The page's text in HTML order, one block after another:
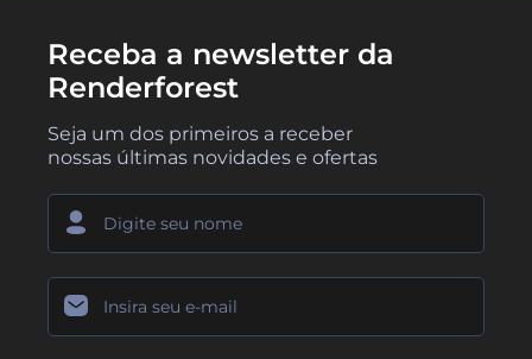
Receba a newsletter da
Renderforest
Seja um dos primeiros a receber
nossas últimas novidades e ofertas